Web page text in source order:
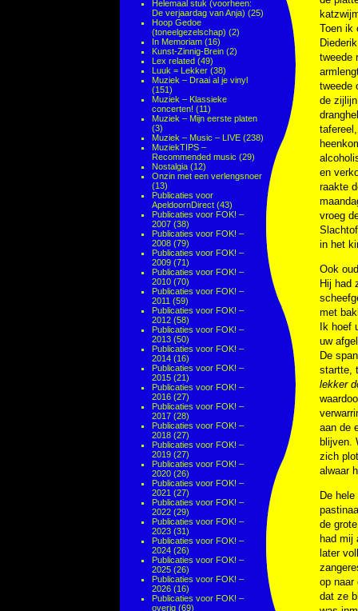
Helemaal stuk (voorheen:
De verjaardag van Anja) (25)
Hoop Gedoe
(toneelgezelschap) (2)
In Memoriam (16)
Kunst-Zinnig-Brein (2)
Lex related (49)
Luuk = Lekker (38)
Muziek – Draai al je vinyl
(151)
Muziek – Klassieke
concerten! (11)
Muziek – Mijn eerste platen
(3)
Muziek – Music – LIVE (238)
MuziekTIPS –
Recommended music (29)
Nostalgia (12)
Onzin met een verlengsnoer
(13)
Publicaties voor
ApeldoornDirect (43)
Publicaties voor FOK! –
2007 (38)
Publicaties voor FOK! –
2008 (79)
Publicaties voor FOK! –
2009 (71)
Publicaties voor FOK! –
2010 (70)
Publicaties voor FOK! –
2011 (59)
Publicaties voor FOK! –
2012 (58)
Publicaties voor FOK! –
2013 (50)
Publicaties voor FOK! –
2014 (16)
Publicaties voor FOK! –
2015 (21)
Publicaties voor FOK! –
2016 (27)
Publicaties voor FOK! –
2017 (28)
Publicaties voor FOK! –
2018 (27)
Publicaties voor FOK! –
2019 (27)
Publicaties voor FOK! –
2020 (26)
Publicaties voor FOK! –
2021 (27)
Publicaties voor FOK! –
2022 (29)
Publicaties voor FOK! –
2023 (31)
Publicaties voor FOK! –
2024 (26)
Publicaties voor FOK! –
2025 (26)
Publicaties voor FOK! –
2026 (16)
Publicaties voor FOK! –
overig (69)
Toen ik
tweede
tweede
de
en
raakte
vroeg
in het
Ook
Hij had
met
Ik hoef
uw
De
startte,
lekker
aan de
blijven.
zich
alwaar
De
de
had mij
later
op naar
dat ze